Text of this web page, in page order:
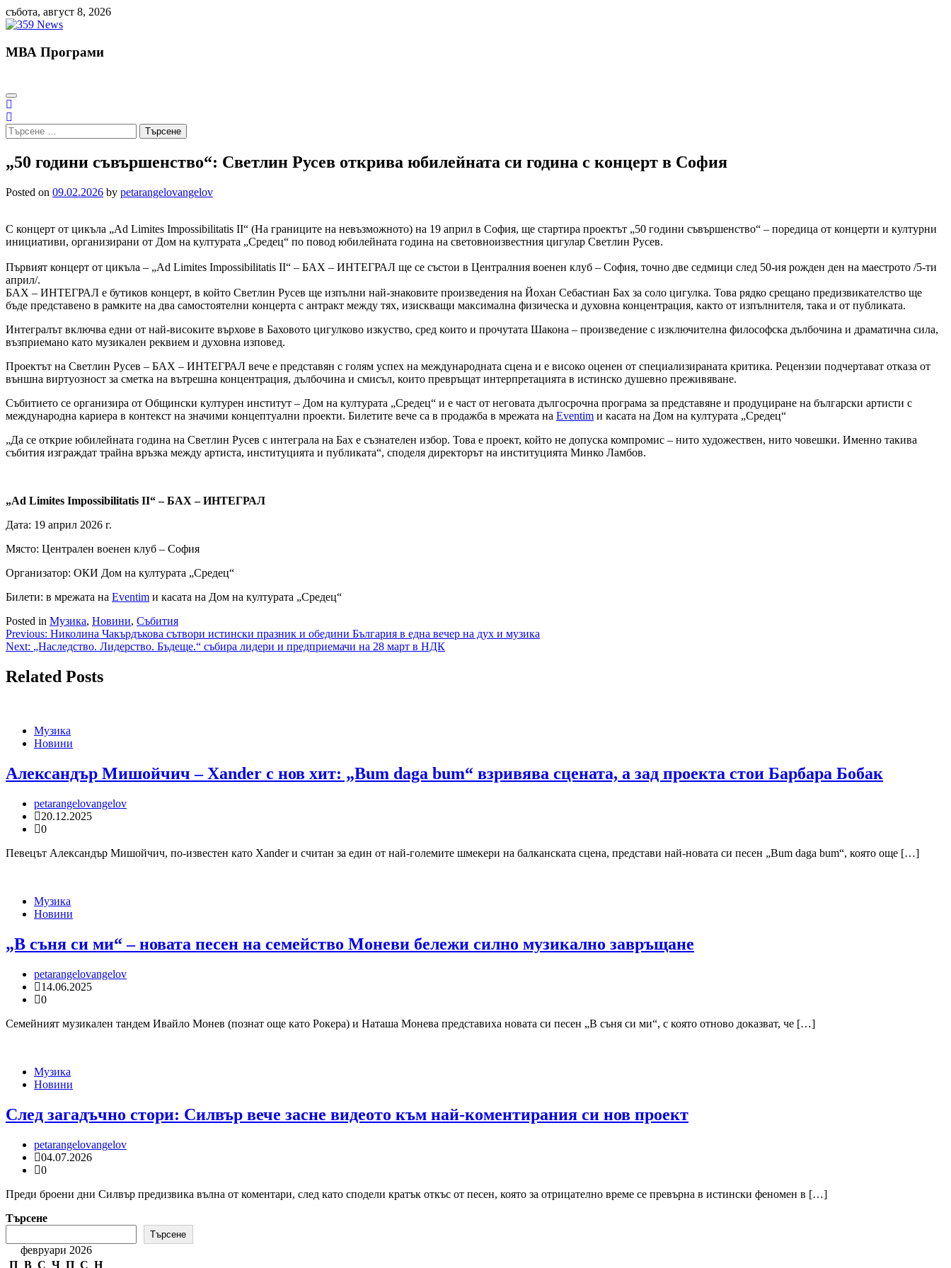
Skip
to
събота, август 8, 2026
МВА Програми
Търсене
за:
„50 години съвършенство“: Светлин Русев открива юбилейната си година с концерт в София
Posted on 09.02.2026 by petarangelovangelov
С концерт от цикъла „Ad Limites Impossibilitatis II“ (На границите на невъзможното) на 19 април в София, ще стартира проектът „50 години съвършенство“ – поредица от концерти и културни
инициативи, организирани от Дом на културата „Средец“ по повод юбилейната година на световноизвестния цигулар Светлин Русев.
Първият концерт от цикъла – „Ad Limites Impossibilitatis II“ – БАХ – ИНТЕГРАЛ ще се състои в Централния военен клуб – София, точно две седмици след 50-ия рожден ден на маестрото /5-ти
април/.
БАХ – ИНТЕГРАЛ е бутиков концерт, в който Светлин Русев ще изпълни най-знаковите произведения на Йохан Себастиан Бах за соло цигулка. Това рядко срещано предизвикателство ще
бъде представено в рамките на два самостоятелни концерта с антракт между тях, изискващи максимална физическа и духовна концентрация, както от изпълнителя, така и от публиката.
Интегралът включва едни от най-високите върхове в Баховото цигулково изкуство, сред които и прочутата Шакона – произведение с изключителна философска дълбочина и драматична сила,
възприемано като музикален реквием и духовна изповед.
Проектът на Светлин Русев – БАХ – ИНТЕГРАЛ вече е представян с голям успех на международната сцена и е високо оценен от специализираната критика. Рецензии подчертават отказа от
външна виртуозност за сметка на вътрешна концентрация, дълбочина и смисъл, които превръщат интерпретацията в истинско душевно преживяване.
Събитието се организира от Общински културен институт – Дом на културата „Средец“ и е част от неговата дългосрочна програма за представяне и продуциране на български артисти с
международна кариера в контекст на значими концептуални проекти. Билетите вече са в продажба в мрежата на Eventim и касата на Дом на културата „Средец“
„Да се открие юбилейната година на Светлин Русев с интеграла на Бах е съзнателен избор. Това е проект, който не допуска компромис – нито художествен, нито човешки. Именно такива
събития изграждат трайна връзка между артиста, институцията и публиката“, споделя директорът на институцията Минко Ламбов.
„Ad Limites Impossibilitatis II“ – БАХ – ИНТЕГРАЛ
Дата: 19 април 2026 г.
Място: Централен военен клуб – София
Организатор: ОКИ Дом на културата „Средец“
Билети: в мрежата на Eventim и касата на Дом на културата „Средец“
Posted in Музика, Новини, Събития
Навигация
Previous: Николина Чакърдъкова сътвори истински празник и обедини България в една вечер на дух и музика
Next: „Наследство. Лидерство. Бъдеще.“ събира лидери и предприемачи на 28 март в НДК
Related Posts
Музика
Новини
Александър Мишойчич – Xander с нов хит: „Bum daga bum“ взривява сцената, а зад проекта стои Барбара Бобак
petarangelovangelov
20.12.2025
0
Певецът Александър Мишойчич, по-известен като Xander и считан за един от най-големите шмекери на балканската сцена, представи най-новата си песен „Bum daga bum“, която още […]
Музика
Новини
„В съня си ми“ – новата песен на семейство Моневи бележи силно музикално завръщане
petarangelovangelov
14.06.2025
0
Семейният музикален тандем Ивайло Монев (познат още като Рокера) и Наташа Монева представиха новата си песен „В съня си ми“, с която отново доказват, че […]
Музика
Новини
След загадъчно стори: Силвър вече засне видеото към най-коментирания си нов проект
petarangelovangelov
04.07.2026
0
Преди броени дни Силвър предизвика вълна от коментари, след като сподели кратък откъс от песен, която за отрицателно време се превърна в истински феномен в […]
Търсене
Търсене
февруари 2026
П В С Ч П С Н